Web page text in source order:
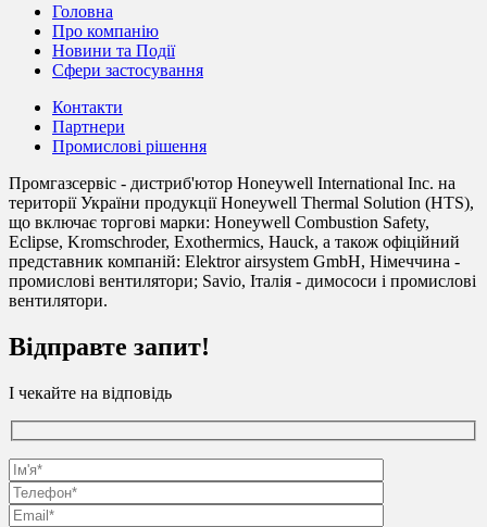
Головна
Про компанію
Новини та Події
Сфери застосування
Контакти
Партнери
Промислові рішення
Промгазсервіс - дистриб'ютор Honeywell International Inc. на
території України продукції Honeywell Thermal Solution (HTS),
що включає торгові марки: Honeywell Combustion Safety,
Eclipse, Kromschroder, Exothermics, Hauck, а також офіційний
представник компаній: Elektror airsystem GmbH, Німеччина -
промислові вентилятори; Savio, Італія - димососи і промислові
вентилятори.
Відправте запит!
І чекайте на відповідь